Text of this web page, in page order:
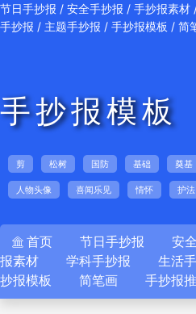
节日手抄报 / 安全手抄报 / 手抄报素材
手抄报 / 主题手抄报 / 手抄报模板 / 简
手抄报模板
剪 松树 国防 基础 奠基
人物头像 喜闻乐见 情怀 护法
 首页 节日手抄报 安
报素材
学科手抄报 生活
抄报模板
简笔画 手抄报